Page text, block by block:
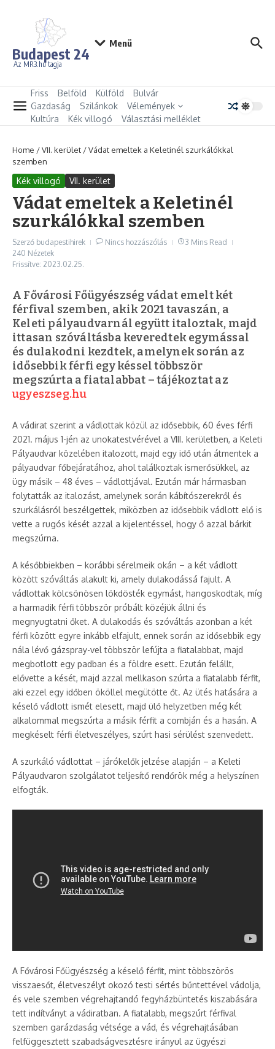
Budapest 24
Az MR3.hu tagja
Menü
Friss Belföld Külföld
Bulvár
Gazdaság
Szilánkok
Vélemények
Kultúra
Kék villogó Választási melléklet
Home /VII. kerület /Vádat emeltek a Keletinél szurkálókkal
szemben
Kék villogó VII. kerület
Vádat emeltek a Keletinél
szurkálókkal szemben
Szerző budapestihirek Nincs hozzászólás
3 Mins Read
240 Nézetek
Frissítve: 2023.02.25.
A Fővárosi Főügyészség vádat emelt két
férfival szemben, akik 2021 tavaszán, a
Keleti pályaudvarnál együtt italoztak, majd
ittasan szóváltásba keveredtek egymással
és dulakodni kezdtek, amelynek során az
idősebbik férfi egy késsel többször
megszúrta a fiatalabbat – tájékoztat az
ugyeszseg.hu
A vádirat szerint a vádlottak közül az idősebbik, 60 éves férfi
2021. május 1-jén az unokatestvérével a VIII. kerületben, a Keleti
Pályaudvar közelében italozott, majd egy idő után átmentek a
pályaudvar főbejáratához, ahol találkoztak ismerősükkel, az
ügy másik – 48 éves – vádlottjával. Ezután már hármasban
folytatták az italozást, amelynek során kábítószerekről és
szurkálásról beszélgettek, miközben az idősebbik vádlott elő is
vette a rugós kését azzal a kijelentéssel, hogy ő azzal bárkit
megszúrna.
A későbbiekben – korábbi sérelmeik okán – a két vádlott
között szóváltás alakult ki, amely dulakodássá fajult. A
vádlottak kölcsönösen lökdösték egymást, hangoskodtak, míg
a harmadik férfi többször próbált közéjük állni és
megnyugtatni őket. A dulakodás és szóváltás azonban a két
férfi között egyre inkább elfajult, ennek során az idősebbik egy
nála lévő gázspray-vel többször lefújta a fiatalabbat, majd
megbotlott egy padban és a földre esett. Ezután felállt,
elővette a kését, majd azzal mellkason szúrta a fiatalabb férfit,
aki ezzel egy időben ököllel megütötte őt. Az ütés hatására a
késelő vádlott ismét elesett, majd ülő helyzetben még két
alkalommal megszúrta a másik férfit a combján és a hasán. A
megkéselt férfi életveszélyes, szúrt hasi sérülést szenvedett.
A szurkáló vádlottat – járókelők jelzése alapján – a Keleti
Pályaudvaron szolgálatot teljesítő rendőrök még a helyszínen
elfogták.
A Fővárosi Főügyészség a késelő férfit, mint többszörös
visszaesőt, életveszélyt okozó testi sértés bűntettével vádolja,
és vele szemben végrehajtandó fegyházbüntetés kiszabására
tett indítványt a vádiratban. A fiatalabb, megszúrt férfival
szemben garázdaság vétsége a vád, és végrehajtásában
felfüggesztett szabadságvesztésre irányul az ügyészi